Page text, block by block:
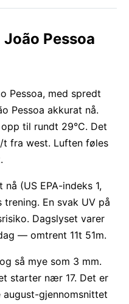
Pessoa
Pessoa, med spredt
Pessoa akkurat nå.
til rundt 29°C. Det
t fra west. Luften føles
(US EPA-indeks 1,
En svak UV på
Dagslyset varer
— omtrent 11t 51m.
så mye som 3 mm.
starter nær 17. Det er
gjennomsnittet